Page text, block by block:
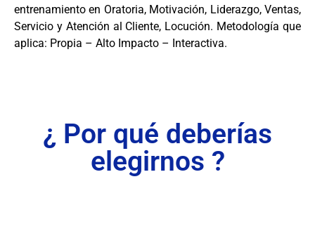
entrenamiento en Oratoria, Motivación, Liderazgo, Ventas,
Servicio y Atención al Cliente, Locución. Metodología que
aplica: Propia – Alto Impacto – Interactiva.
¿ Por qué deberías
elegirnos ?